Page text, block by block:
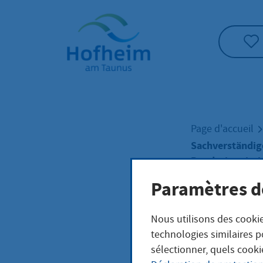
Accueil"
Page d'accueil
Paramètres
Nous utilisons des
technologies similaires
sélectionner, quels